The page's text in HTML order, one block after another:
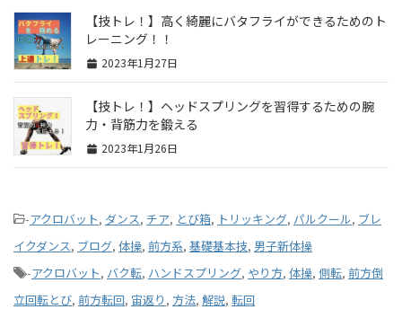
【技トレ！】高く綺麗にバタフライができるためのト
レーニング！！
2023年1月27日
【技トレ！】ヘッドスプリングを習得するための腕
力・背筋力を鍛える
2023年1月26日
-アクロバット, ダンス, チア, とび箱, トリッキング, パルクール, ブレ
イクダンス, ブログ, 体操, 前方系, 基礎基本技, 男子新体操
-アクロバット, バク転, ハンドスプリング, やり方, 体操, 側転, 前方倒
立回転とび, 前方転回, 宙返り , 方法, 解説, 転回